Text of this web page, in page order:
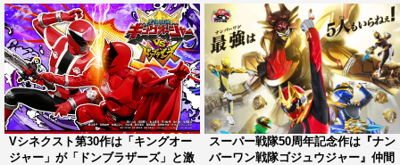
Vシネクスト第30作は「キングオー
ジャー」が「ドンブラザーズ」と激
スーパー戦隊50周年記念作は『ナン
バーワン戦隊ゴジュウジャー』仲間